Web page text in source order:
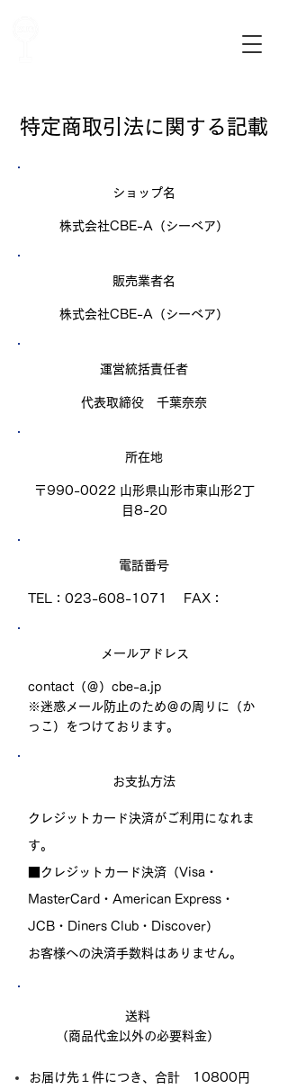
​特定商取引法に関する記載
​ショップ名
株式会社CBE-A（シーベア）
販売業者名
株式会社CBE-A（シーベア）
運営統括責任者
代表取締役 千葉奈奈
所在地
〒990-0022 山形県山形市東山形2丁
目8-20
電話番号
TEL：023-608-1071 FAX：
メールアドレス
contact（＠）cbe-a.jp
​※迷惑メール防止のため＠の周りに（か
っこ）をつけております。
お支払方法
クレジットカード決済がご利用になれま
す。
■クレジットカード決済（Visa・
MasterCard・American Express・
JCB・Diners Club・Discover）
​お客様への決済手数料はありません。
送料
（商品代金以外の必要料金）
お届け先１件につき、合計 10800円